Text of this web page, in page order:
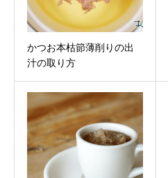
かつお本枯節薄削りの出
汁の取り方